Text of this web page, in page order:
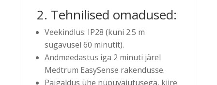
2. Tehnilised omadused:
Veekindlus: IP28 (kuni 2.5 m
sügavusel 60 minutit).
Andmeedastus iga 2 minuti järel
Medtrum EasySense rakendusse.
Paigaldus ühe nupuvajutusega, kiire